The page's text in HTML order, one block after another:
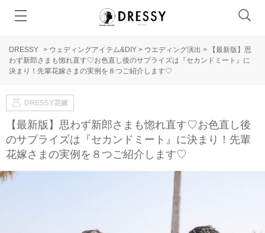
DRESSY > ウェディングアイテム&DIY > ウエディング演出 >
【最新版】思
わず新郎さまも惚れ直す♡お色直し後のサプライズは『セカンドミート』に
決まり！先輩花嫁さまの実例を８つご紹介します♡
DRESSY花嫁
【最新版】思わず新郎さまも惚れ直す♡お色直し後
のサプライズは『セカンドミート』に決まり！先輩
花嫁さまの実例を８つご紹介します♡